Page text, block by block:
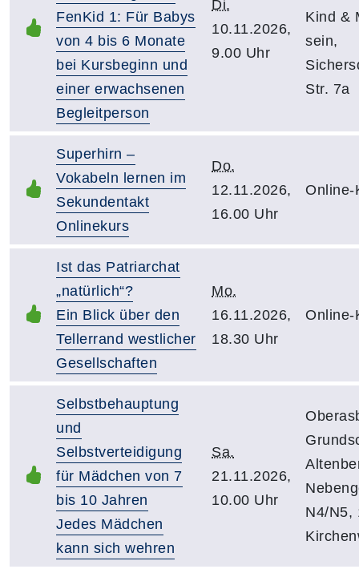
FenKid 1: Für Babys
von 4 bis 6 Monate
bei Kursbeginn und
einer erwachsenen
Begleitperson
Di.
10.11.2026,
9.00 Uhr
Kind &
sein,
Str. 7a
Superhirn –
Vokabeln lernen im
Sekundentakt
Onlinekurs
Do.
12.11.2026,
16.00 Uhr
Online-
Ist das Patriarchat
„natürlich“?
Ein Blick über den
Tellerrand westlicher
Gesellschaften
Mo.
16.11.2026,
18.30 Uhr
Online-
Selbstbehauptung
und
Selbstverteidigung
für Mädchen von 7
bis 10 Jahren
Jedes Mädchen
kann sich wehren
Sa.
21.11.2026,
10.00 Uhr
N4/N5,